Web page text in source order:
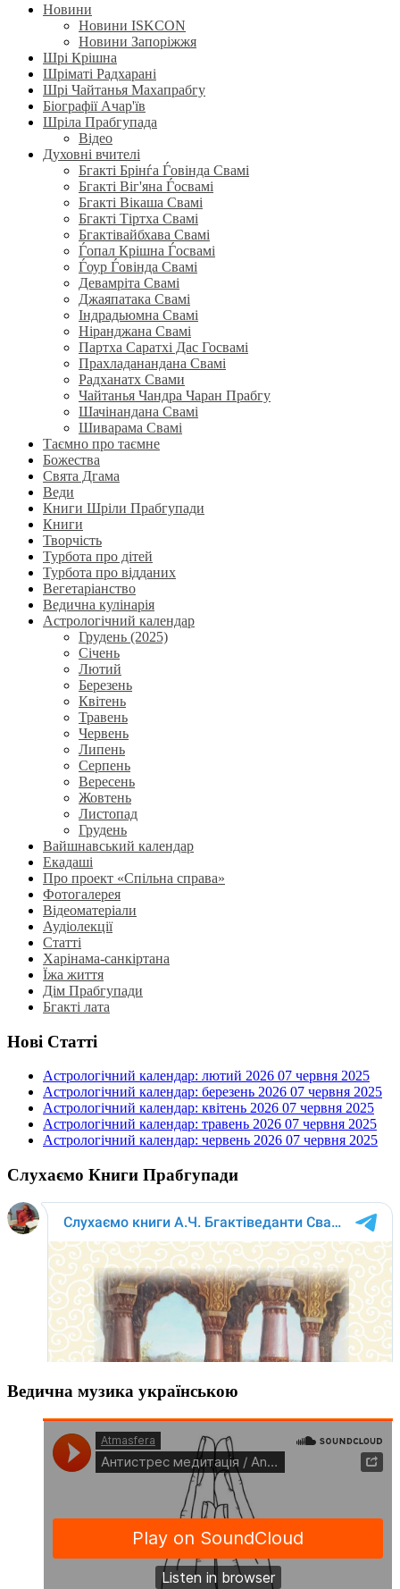
Новини
Новини ISKCON
Новини Запоріжжя
Шрі Крішна
Шріматі Радхарані
Шрі Чайтанья Махапрабгу
Біографії Ачар'їв
Шріла Прабгупада
Відео
Духовні вчителі
Бгакті Брінѓа Ѓовінда Свамі
Бгакті Віг'яна Ѓосвамі
Бгакті Вікаша Свамі
Бгакті Тіртха Свамі
Бгактівайбхава Свамі
Ѓопал Крішна Ѓосвамі
Ѓоур Ѓовінда Свамі
Девамріта Свамі
Джаяпатака Свамі
Індрадьюмна Свамі
Ніранджана Свамі
Партха Саратхі Дас Госвамі
Прахладанандана Свамі
Радханатх Свами
Чайтанья Чандра Чаран Прабгу
Шачінандана Свамі
Шиварама Свамі
Таємно про таємне
Божества
Свята Дгама
Веди
Книги Шріли Прабгупади
Книги
Творчість
Турбота про дітей
Турбота про відданих
Вегетаріанство
Ведична кулінарія
Астрологічний календар
Грудень (2025)
Січень
Лютий
Березень
Квітень
Травень
Червень
Липень
Серпень
Вересень
Жовтень
Листопад
Грудень
Вайшнавський календар
Екадаші
Про проект «Спільна справа»
Фотогалерея
Відеоматеріали
Аудіолекції
Статті
Харінама-санкіртана
Їжа життя
Дім Прабгупади
Бгакті лата
Нові Статті
Астрологічний календар: лютий 2026 07 червня 2025
Астрологічний календар: березень 2026 07 червня 2025
Астрологічний календар: квітень 2026 07 червня 2025
Астрологічний календар: травень 2026 07 червня 2025
Астрологічний календар: червень 2026 07 червня 2025
Слухаємо Книги Прабгупади
Ведична музика українською